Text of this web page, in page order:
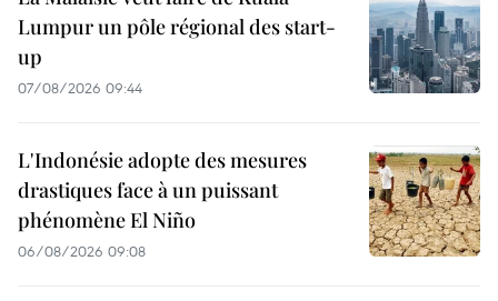
Lumpur un pôle régional des start-
up
07/08/2026 09:44
L'Indonésie adopte des mesures
drastiques face à un puissant
phénomène El Niño
06/08/2026 09:08